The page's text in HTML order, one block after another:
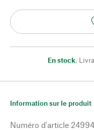
En stock,
Information sur le produit
Numéro d'article 24994